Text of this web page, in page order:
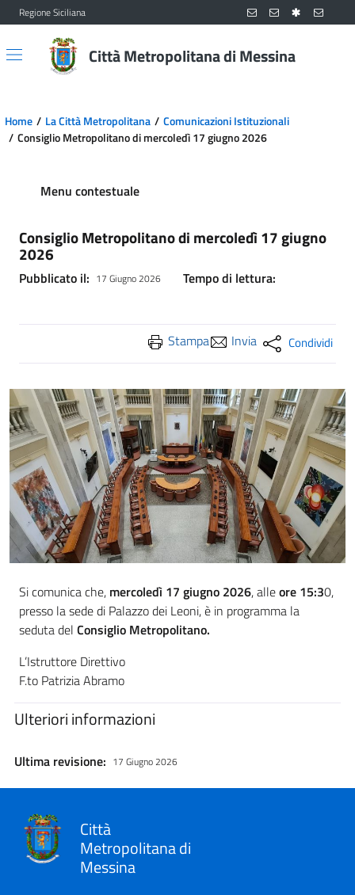
Vai al contenuto principale
Vai al menu principale
Regione Siciliana
Città Metropolitana di Messina
Home La Città Metropolitana
Comunicazioni Istituzionali
Consiglio Metropolitano di mercoledì 17 giugno 2026
Menu contestuale
Consiglio Metropolitano di mercoledì 17 giugno
2026
Pubblicato il: 17 Giugno 2026 Tempo di lettura:
Stampa Invia Condividi
Si comunica che, mercoledì 17 giugno 2026, alleore 15:30,
presso la sede di Palazzo dei Leoni, è in programma la
seduta del Consiglio Metropolitano.
L’Istruttore Direttivo
F.to Patrizia Abramo
Ulteriori informazioni
Ultima revisione: 17 Giugno 2026
Città
Metropolitana di
Messina